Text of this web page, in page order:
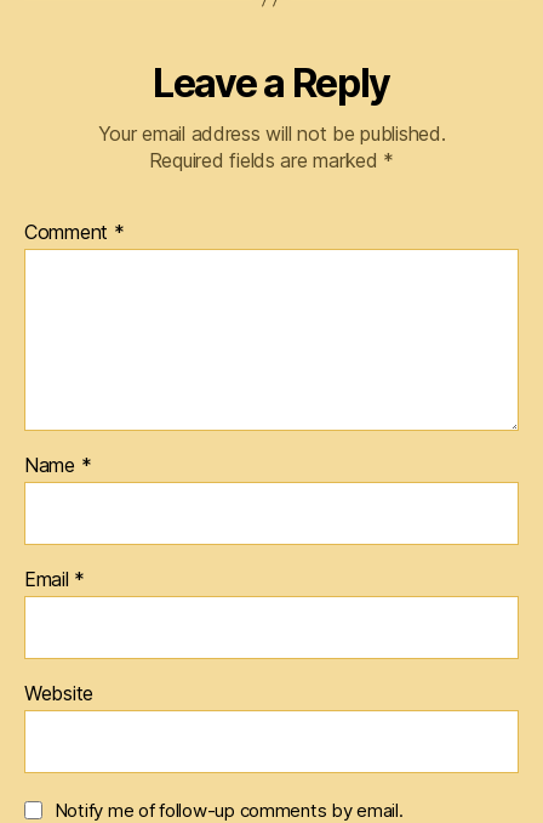
Leave a Reply
Your email address will not be published.
Required fields are marked *
Comment *
Name *
Email *
Website
Notify me of follow-up comments by email.